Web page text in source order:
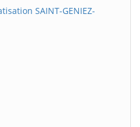
SAINT-GENIEZ-